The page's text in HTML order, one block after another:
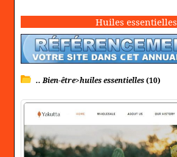
Huiles essentielles
.. Bien-être>huiles essentielles(10)